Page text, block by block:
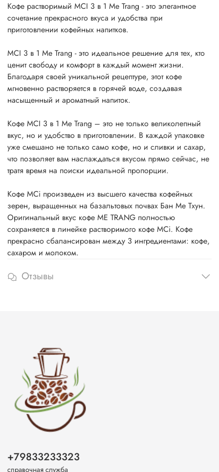
Кофе растворимый MCI 3 в 1 Me Trang - это элегантное
сочетание прекрасного вкуса и удобства при
приготовлении кoфейных напитков.
MCI 3 в 1 Me Trang - это идеальное решение для тех, кто
ценит свободу и комфорт в каждый момент жизни.
Благодаря своей уникальной рецептуре, этот кoфе
мгновенно растворяется в горячей воде, создавая
насыщенный и ароматный напиток.
Кофе MCI 3 в 1 Me Trang – это не только великолепный
вкус, но и удобство в приготовлении. В каждой упаковке
уже смешано не только само кoфе, но и сливки и сахар,
что позволяет вам наслаждаться вкусом прямо сейчас, не
тратя время на поиски идеальной пропорции.
Кофе MCi произведен из высшего качества кофейных
зерен, выращенных на базальтовых почвах Бан Ме Тхун.
Оригинальный вкус кофе ME TRANG полностью
сохраняется в линейке растворимого кофе MCi. Кофе
прекрасно сбалансирован между 3 ингредиентами: кoфе,
сахаром и молоком.
Отзывы
+79833233323
справочная служба